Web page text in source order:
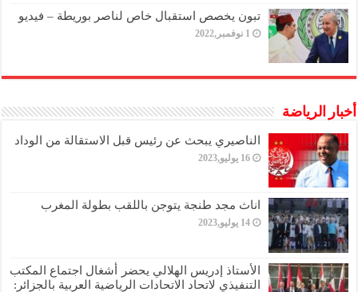
تبون يخصص استقبال خاص لناصر بوريطة – فيديو
1 نوفمبر,2022
أخبار الرياضة
الناصيري يبحث عن رئيس قبل الاستقالة من الوداد
16 يوليو,2023
اناث مجد طنجة يتوجن باللقب بطولة المغرب
14 يوليو,2023
الأستاذ إدريس الهلالي يحضر أشغال اجتماع المكتب
التنفيذي لاتحاد الاتحادات الرياضية العربية بالجزائر: